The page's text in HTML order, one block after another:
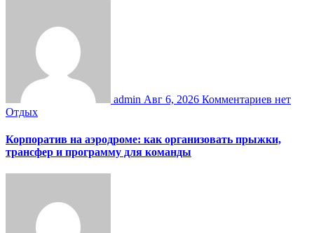
admin Авг 6, 2026 Комментариев нет
Отдых
Корпоратив на аэродроме: как организовать прыжки,
трансфер и программу для команды